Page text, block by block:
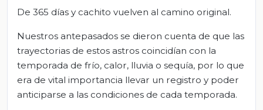
De 365 días y cachito vuelven al camino original.
Nuestros antepasados se dieron cuenta de que las
trayectorias de estos astros coincidían con la
temporada de frío, calor, lluvia o sequía, por lo que
era de vital importancia llevar un registro y poder
anticiparse a las condiciones de cada temporada.